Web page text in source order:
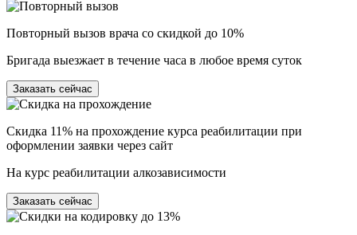
Повторный вызов врача со скидкой до 10%
Бригада выезжает в течение часа в любое время суток
Заказать сейчас
Скидка 11% на прохождение курса реабилитации при
оформлении заявки через сайт
На курс реабилитации алкозависимости
Заказать сейчас